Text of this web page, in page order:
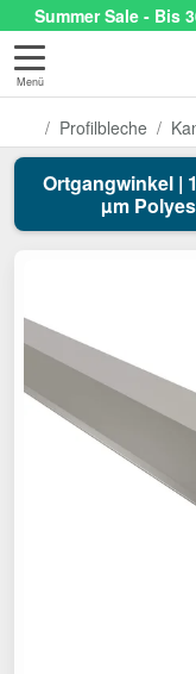
Summer Sale - Bis
Menü
Profilbleche
Ortgangwinkel |
µm